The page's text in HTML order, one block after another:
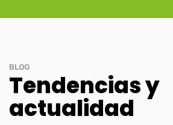
BLOG
Tendencias y
actualidad